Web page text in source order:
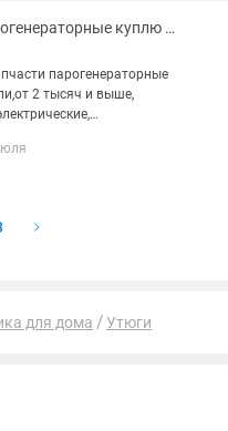
Утюги Парогенераторные куплю на запчасти
парогенераторные
2 тысяч и выше,
ЖК кампус Жубанова
для дома Утюги